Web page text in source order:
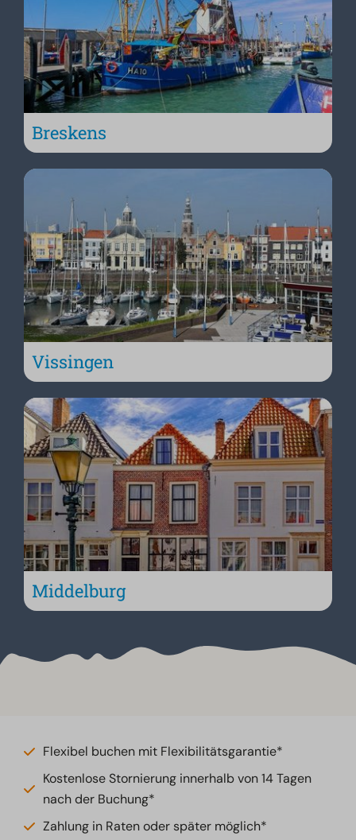
Breskens
Vissingen
Middelburg
Flexibel buchen mit Flexibilitätsgarantie*
Kostenlose Stornierung innerhalb von 14 Tagen
nach der Buchung*
Zahlung in Raten oder später möglich*